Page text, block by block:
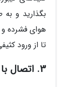
بگذارید و
هوای فشرده
تا از ورود
3. اتصال با کیبورد خارجی